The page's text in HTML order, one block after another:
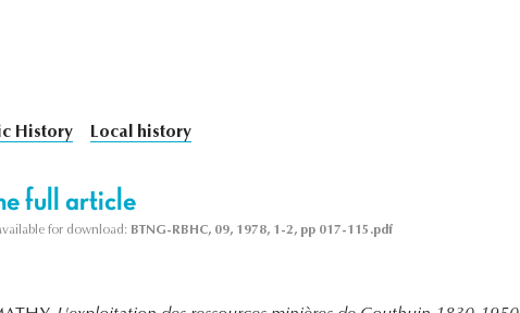
History Local history
full article
for download: BTNG-RBHC, 09, 1978, 1-2, pp 017-115.pdf